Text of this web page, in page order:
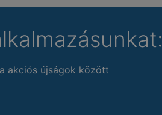
akciós újságok között